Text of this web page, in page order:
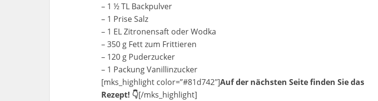
– 1 ½ TL Backpulver
– 1 Prise Salz
– 1 EL Zitronensaft oder Wodka
– 350 g Fett zum Frittieren
– 120 g Puderzucker
– 1 Packung Vanillinzucker
[mks_highlight color=”#81d742″]Auf der nächsten Seite finden Sie das
Rezept! 👇[/mks_highlight]